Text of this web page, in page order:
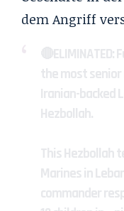
dem Angriff
🔴ELIMINATED:
the most
Iranian-backed
Hezbollah.
This Hezbollah
Marines in
commander